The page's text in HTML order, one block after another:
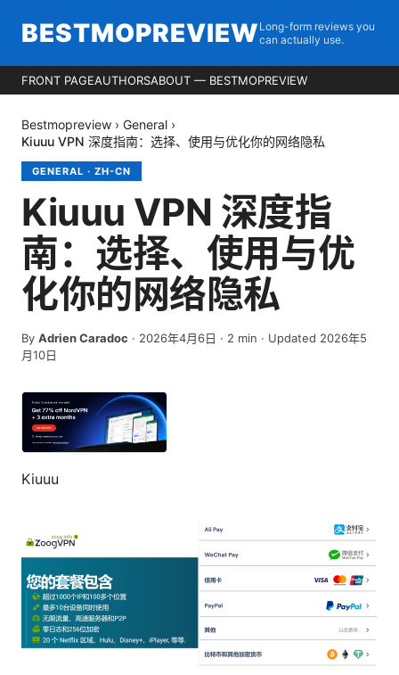
BESTMOPREVIEW Long-form reviews you
can actually use.
FRONT PAGEAUTHORSABOUT — BESTMOPREVIEW
Bestmopreview › General ›
Kiuuu VPN 深度指南：选择、使用与优化你的网络隐私
GENERAL · ZH-CN
Kiuuu VPN 深度指
南：选择、使用与优
化你的网络隐私
By Adrien Caradoc · 2026年4月6日 · 2 min · Updated 2026年5
月10日
Kiuuu